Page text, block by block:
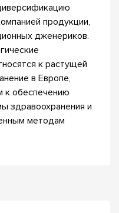
продукции,
дженериков.
к растущей
в Европе,
к обеспечению
здравоохранения и
методам